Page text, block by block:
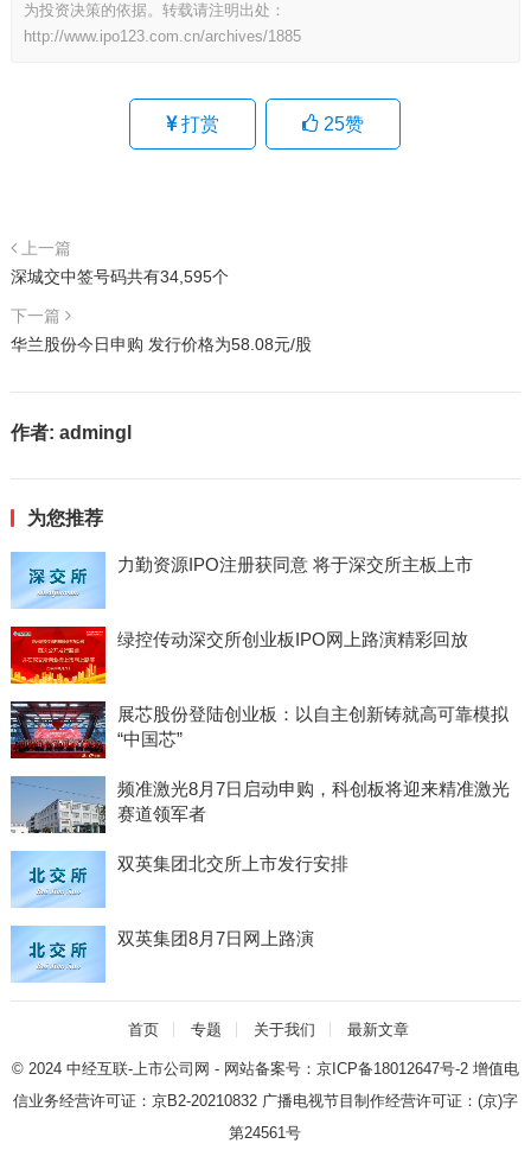
为投资决策的依据。转载请注明出处：
http://www.ipo123.com.cn/archives/1885
打赏 25赞
上一篇
深城交中签号码共有34,595个
下一篇
华兰股份今日申购 发行价格为58.08元/股
作者: admingl
为您推荐
力勤资源IPO注册获同意 将于深交所主板上市
绿控传动深交所创业板IPO网上路演精彩回放
展芯股份登陆创业板：以自主创新铸就高可靠模拟
“中国芯”
频准激光8月7日启动申购，科创板将迎来精准激光
赛道领军者
双英集团北交所上市发行安排
双英集团8月7日网上路演
首页 专题 关于我们 最新文章
© 2024 中经互联-上市公司网 - 网站备案号： 京ICP备18012647号-2增值电
信业务经营许可证： 京B2-20210832广播电视节目制作经营许可证： (京)字
第24561号